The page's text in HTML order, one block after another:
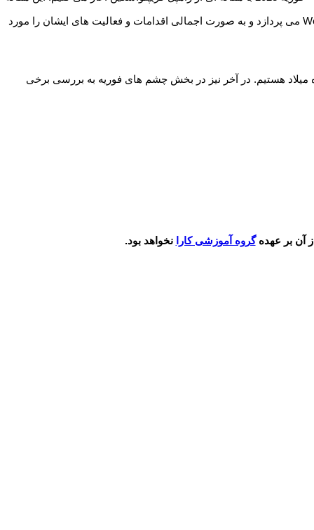
آغازین که زن، مدرنیته، فناوری نام دارد، انحصارا به مناسبت روز جهانی زن نوشته شده که به معرفی برخی از بانوان فعال و موفق در صنعت Web3.0 می پردازد و به صورت اجمالی اقدامات و فعالیت های ایشان را مورد
میلاد هستیم. در آخر نیز در بخش چشم های فوریه به بررسی برخی
آن بر عهدهگروه آموزشی کارا نخواهد بود.